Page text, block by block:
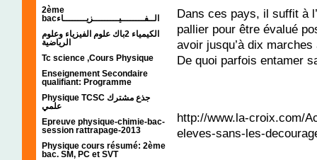
2ème
bacالــفــــــــيـــــــــزيــــــــاء
الكيمياء 2باك علوم الفيزياء وعلوم
الرياضية
Tc science ,Cours Physique
Enseignement Secondaire
qualifiant: Programme
Physique TCSC جذع مشترك
علمي
Epreuve physique-chimie-bac-
session rattrapage-2013
Physique cours résumé: 2ème
bac. SM, PC et SVT
Dans ces pays, il suffit à
pallier pour être évalué
avoir jusqu’à dix
De quoi parfois entamer
http://www.la-croix.com/
eleves-sans-les-